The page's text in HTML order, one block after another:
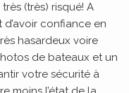
(très) risqué! A
confiance en
hasardeux voire
de bateaux et un
votre sécurité à